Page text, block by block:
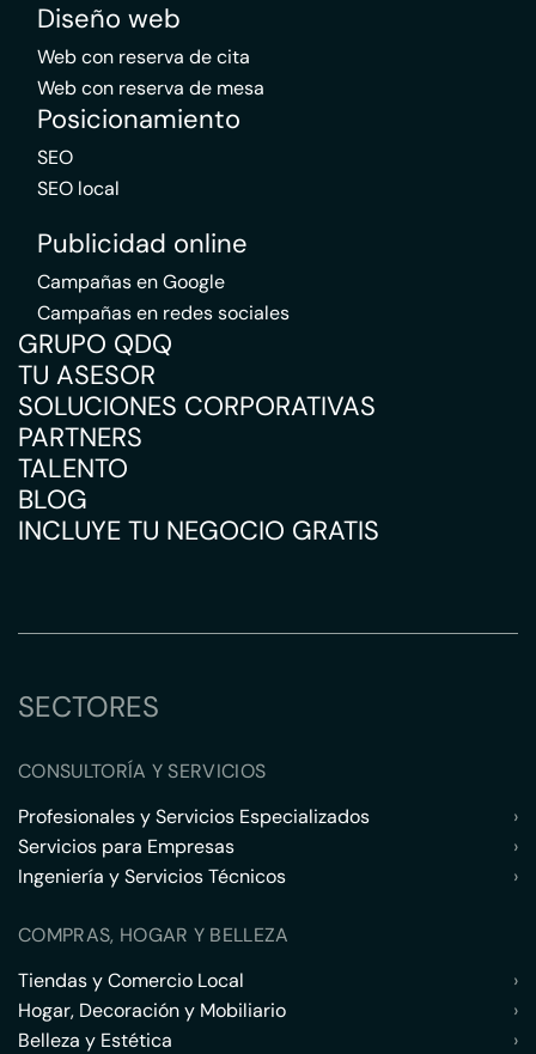
Diseño web
Web con reserva de cita
Web con reserva de mesa
Posicionamiento
SEO
SEO local
Publicidad online
Campañas en Google
Campañas en redes sociales
GRUPO QDQ
TU ASESOR
SOLUCIONES CORPORATIVAS
PARTNERS
TALENTO
BLOG
INCLUYE TU NEGOCIO GRATIS
SECTORES
CONSULTORÍA Y SERVICIOS
Profesionales y Servicios Especializados
›
Servicios para Empresas
›
Ingeniería y Servicios Técnicos
›
COMPRAS, HOGAR Y BELLEZA
Tiendas y Comercio Local
›
Hogar, Decoración y Mobiliario
›
Belleza y Estética
›